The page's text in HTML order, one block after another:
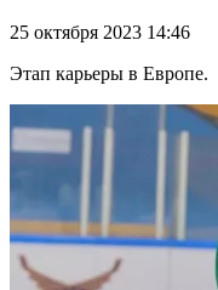
25 октября 2023 14:46
Этап карьеры в Европе.